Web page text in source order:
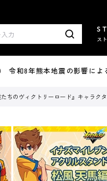
ス
和8年熊本地震の影響によ
たちのヴィクトリーロード』キャラク